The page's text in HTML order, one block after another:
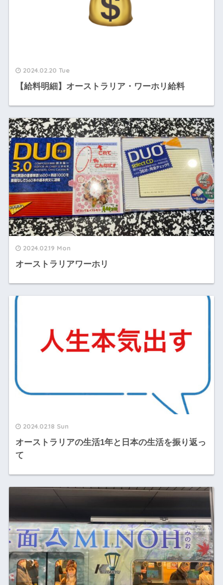
2024.02.20 Tue
【給料明細】オーストラリア・ワーホリ給料
2024.02.19 Mon
オーストラリアワーホリ
2024.02.18 Sun
オーストラリアの生活1年と日本の生活を振り返っ
て